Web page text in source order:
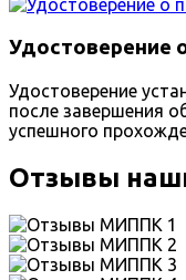
Удостоверение
Удостоверение
после завершения
успешного
Отзывы